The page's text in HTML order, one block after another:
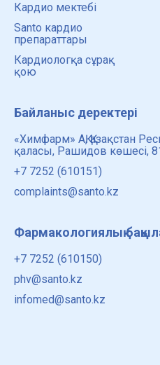
Кардио мектебі
Santo кардио
препараттары
Кардиологқа сұрақ
қою
Байланыс деректері
«Химфарм» АҚ, Қазақстан
қаласы, Рашидов көшесі,
+7 7252 (610151)
complaints@santo.kz
Фармакологиялық
+7 7252 (610150)
phv@santo.kz
infomed@santo.kz